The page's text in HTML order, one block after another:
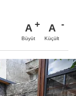
A
Büyüt
A
Küçült